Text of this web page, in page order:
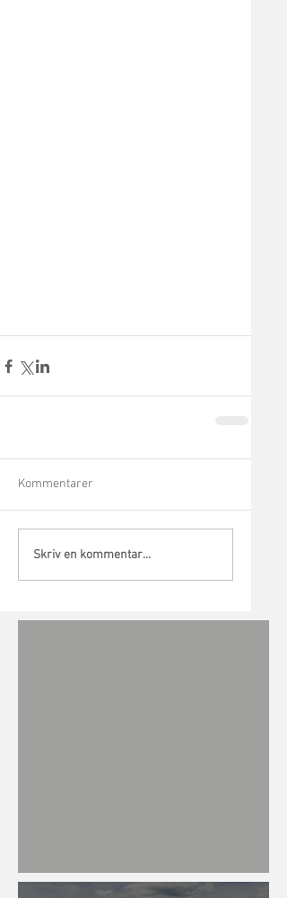
Kommentarer
Skriv en kommentar...